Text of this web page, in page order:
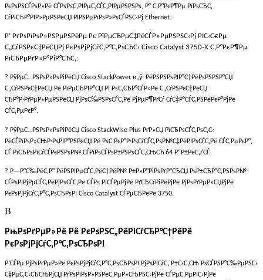
РєРѕРЅСЃРѕР»Рё СЃРѕРѕС‚РІРµС‚СЃС‚РІРµРЅРЅРѕ, Р° С‚Р°РєР¶Рµ РїРѕСЂС‚
СѓРїСЂР°РІР»РµРЅРёСЏ РІРЅРµРїРѕР»РѕСЃРЅС‹Рј Ethernet.
Р’ РґРѕРїРѕР»РЅРµРЅРёРµ Рє РїРµСЂРµС‡РёСЃР»РµРЅРЅС‹Рј РІС‹С€Рµ
С„СѓРЅРєС†РёСЏРј РєРѕРјРјСѓС‚Р°С‚РѕСЂС‹ Cisco Catalyst 3750-X С‚Р°РєР¶Рµ
РїСЂРµРґР»Р°РіР°СЋС‚:
? РўРµС…РЅРѕР»РѕРіРёСЏ Cisco StackPower в„ў: РёРЅРЅРѕРІР°С†РёРѕРЅРЅР°СЏ
С„СѓРЅРєС†РёСЏ Рё РїРµСЂРІР°СЏ РІ РѕС‚СЂР°СЃР»Рё С„СѓРЅРєС†РёСЏ
СЂР°Р·РґРµР»РµРЅРёСЏ РјРѕС‰РЅРѕСЃС‚Рё РјРµР¶РґСѓ СѓС‡Р°СЃС‚РЅРёРєР°РјРё
СЃС‚РµРєР°.
? РўРµС…РЅРѕР»РѕРіРёСЏ Cisco StackWise Plus РґР»СЏ РїСЂРѕСЃС‚РѕС‚С‹
РёСЃРїРѕР»СЊР·РѕРІР°РЅРёСЏ Рё РѕС‚РєР°Р·РѕСѓСЃС‚РѕР№С‡РёРІРѕСЃС‚Рё СЃС‚РµРєР°,
СЃ РїСЂРѕРїСѓСЃРєРЅРѕР№ СЃРїРѕСЃРѕР±РЅРѕСЃС‚СЊСЋ 64 Р“Р±РёС‚/СЃ.
? Р—Р°С‰РёС‚Р° РёРЅРІРµСЃС‚РёС†РёР№ Р±Р»Р°РіРѕРґР°СЂСЏ РѕР±СЂР°С‚РЅРѕР№
СЃРѕРІРјРµСЃС‚РёРјРѕСЃС‚Рё СЃРѕ РІСЃРµРјРё РґСЂСѓРіРёРјРё РјРѕРґРµР»СЏРјРё
РєРѕРјРјСѓС‚Р°С‚РѕСЂРѕРІ Cisco Catalyst СЃРµСЂРёРё 3750.
В
РњРѕРґРµР»Рё Рё РєРѕРЅС„РёРіСѓСЂР°С†РёРё
РєРѕРјРјСѓС‚Р°С‚РѕСЂРѕРІ
Р’СЃРµ РјРѕРґРµР»Рё РєРѕРјРјСѓС‚Р°С‚РѕСЂРѕРІ РјРѕРіСѓС‚ Р±С‹С‚СЊ РѕСЃРЅР°С‰РµРЅС‹
С‡РµС‚С‹СЂСЊРјСЏ РґРѕРїРѕР»РЅРёС‚РµР»СЊРЅС‹РјРё СЃРµС‚РµРІС‹РјРё